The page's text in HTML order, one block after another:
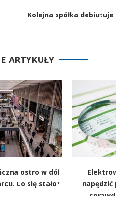
Kolejna spółka
ARTYKUŁY
ostro w dół
Co się stało?
napędzić